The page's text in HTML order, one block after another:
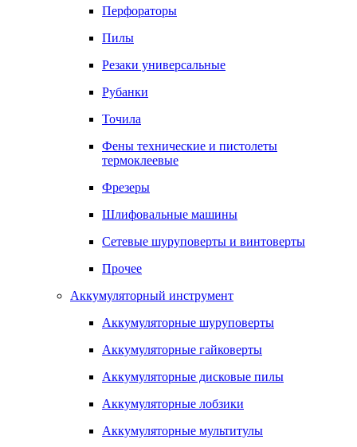
Перфораторы
Пилы
Резаки универсальные
Рубанки
Точила
Фены технические и пистолеты
термоклеевые
Фрезеры
Шлифовальные машины
Сетевые шуруповерты и винтоверты
Прочее
Аккумуляторный инструмент
Аккумуляторные шуруповерты
Аккумуляторные гайковерты
Аккумуляторные дисковые пилы
Аккумуляторные лобзики
Аккумуляторные мультитулы